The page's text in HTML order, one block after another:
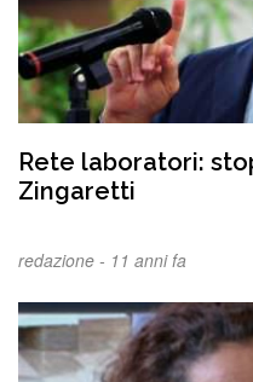
Rete laboratori:
Zingaretti
redazione - 11 anni fa